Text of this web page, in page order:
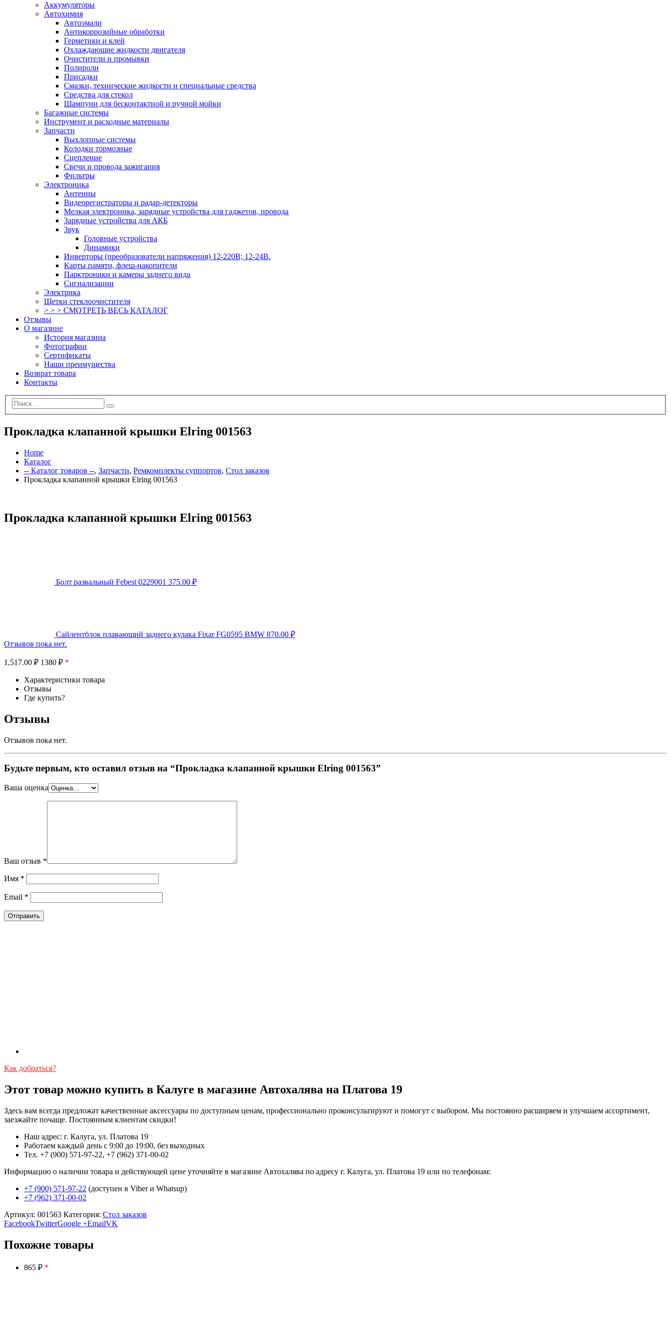
Аккумуляторы
Автохимия
Автоэмали
Антикоррозийные обработки
Герметики и клей
Охлаждающие жидкости двигателя
Очистители и промывки
Полироли
Присадки
Смазки, технические жидкости и специальные средства
Средства для стекол
Шампуни для бесконтактной и ручной мойки
Багажные системы
Инструмент и расходные материалы
Запчасти
Выхлопные системы
Колодки тормозные
Сцепление
Свечи и провода зажигания
Фильтры
Электроника
Антенны
Видеорегистраторы и радар-детекторы
Мелкая электроника, зарядные устройства для гаджетов, провода
Зарядные устройства для АКБ
Звук
Головные устройства
Динамики
Инверторы (преобразователи напряжения) 12-220В; 12-24В.
Карты памяти, флеш-накопители
Парктроники и камеры заднего вида
Сигнализации
Электрика
Щетки стеклоочистителя
> > > СМОТРЕТЬ ВЕСЬ КАТАЛОГ
Отзывы
О магазине
История магазина
Фотографии
Сертификаты
Наши преимущества
Возврат товара
Контакты
Прокладка клапанной крышки Elring 001563
Home
Каталог
-- Каталог товаров --, Запчасти, Ремкомплекты суппортов, Стол заказов
Прокладка клапанной крышки Elring 001563
Прокладка клапанной крышки Elring 001563
Болт развальный Febest 0229001 375.00 ₽
Сайлентблок плавающий заднего кулака Fixar FG0595 BMW 870.00 ₽
Отзывов пока нет.
1,517.00 ₽ 1380 ₽ *
Характеристики товара
Отзывы
Где купить?
Отзывы
Отзывов пока нет.
Будьте первым, кто оставил отзыв на “Прокладка клапанной крышки Elring 001563”
Ваша оценка
Ваш отзыв *
Имя *
Email *
Как добраться?
Этот товар можно купить в Калуге в магазине Автохалява на Платова 19
Здесь вам всегда предложат качественные аксессуары по доступным ценам, профессионально проконсультируют и помогут с выбором. Мы постоянно расширяем и улучшаем ассортимент,
заезжайте почаще. Постоянным клиентам скидки!
Наш адрес: г. Калуга, ул. Платова 19
Работаем каждый день с 9:00 до 19:00, без выходных
Тел. +7 (900) 571-97-22, +7 (962) 371-00-02
Информацию о наличии товара и действующей цене уточняйте в магазине Автохалява по адресу г. Калуга, ул. Платова 19 или по телефонам:
+7 (900) 571-97-22 (доступен в Viber и Whatsup)
+7 (962) 371-00-02
Артикул: 001563 Категория: Стол заказов
FacebookTwitterGoogle +EmailVK
Похожие товары
865 ₽ *